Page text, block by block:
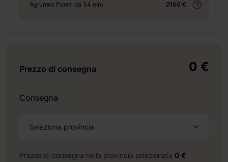
Agrumes Pareti da 34 mm 2150 €
Prezzo di consegna 0 €
Consegna
Seleziona provincia
Prezzo di consegna nella provincia selezionata 0 €
+ 276 €